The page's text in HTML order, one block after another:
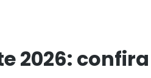
2026: confira